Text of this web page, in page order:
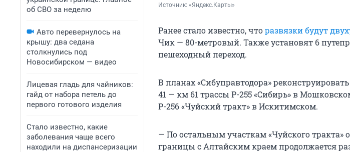
об СВО за неделю
Авто перевернулось на
крышу: два седана
столкнулись под
Новосибирском — видео
Лицевая гладь для чайников:
гайд от набора петель до
первого готового изделия
Стало известно, какие
заболевания чаще всего
находили на диспансеризации
Источник: «Яндекс.Карты»
Ранее стало известно, чторазвязки будут
Чик — 80-метровый. Также установят 6
пешеходный переход.
В планах «Сибуправтодора»
41 — км 61 трассы Р-255 «Сибирь» в
Р-256 «Чуйский тракт» в Искитимском.
— По остальным участкам «Чуйского тракта»
границы с Алтайским краем продолжается